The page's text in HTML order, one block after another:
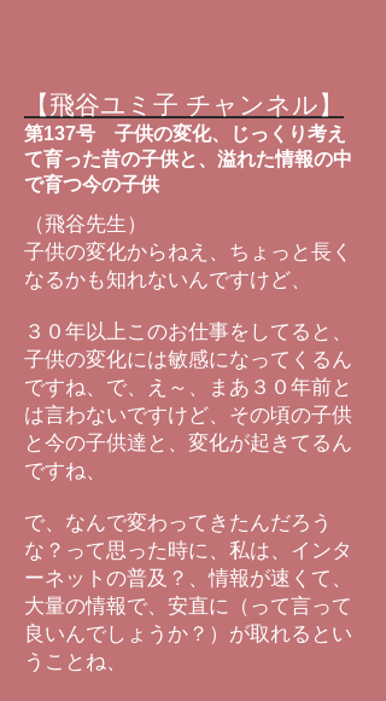
【飛谷ユミ子 チャンネル】
第137号 子供の変化、じっくり考え
て育った昔の子供と、溢れた情報の中
で育つ今の子供
（飛谷先生）
子供の変化からねえ、ちょっと長く
なるかも知れないんですけど、
３０年以上このお仕事をしてると、
子供の変化には敏感になってくるん
ですね、で、え～、まあ３０年前と
は言わないですけど、その頃の子供
と今の子供達と、変化が起きてるん
ですね、
で、なんで変わってきたんだろう
な？って思った時に、私は、インタ
ーネットの普及？、情報が速くて、
大量の情報で、安直に（って言って
良いんでしょうか？）が取れるとい
うことね、